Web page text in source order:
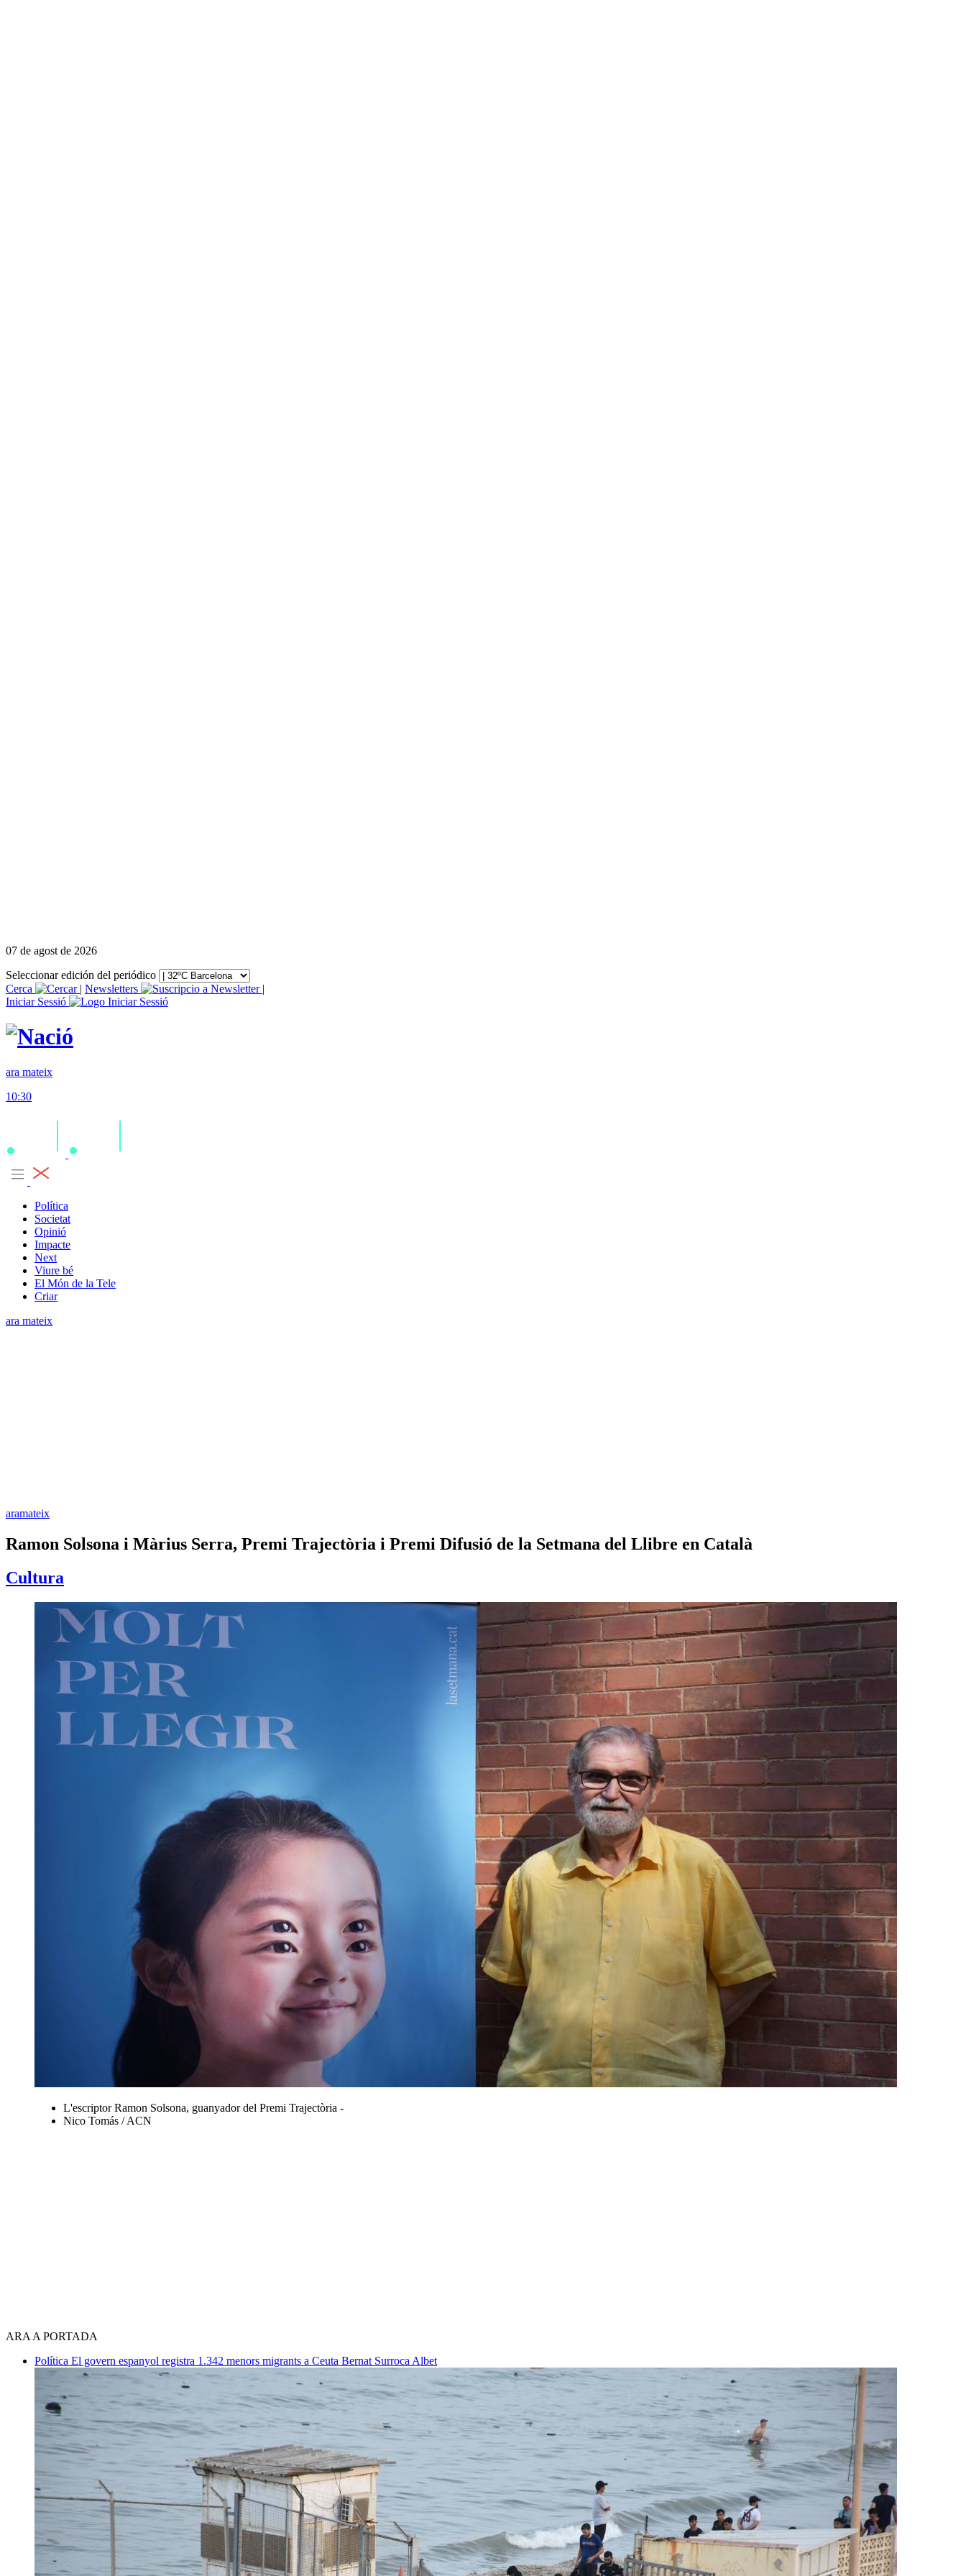
07 de agost de 2026
Seleccionar edición del periódico
Cerca
| Newsletters
|
Iniciar Sessió
ara mateix
10:30
Política
Societat
Opinió
Impacte
Next
Viure bé
El Món de la Tele
Criar
ara mateix
aramateix
Ramon Solsona i Màrius Serra, Premi Trajectòria i Premi Difusió de la Setmana del Llibre en Català
Cultura
L'escriptor Ramon Solsona, guanyador del Premi Trajectòria -
Nico Tomás / ACN
ARA A PORTADA
Política El govern espanyol registra 1.342 menors migrants a Ceuta Bernat Surroca Albet